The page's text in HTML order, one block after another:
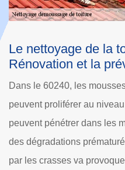
Les solutions qui
professionnels
toiture à
le 60240